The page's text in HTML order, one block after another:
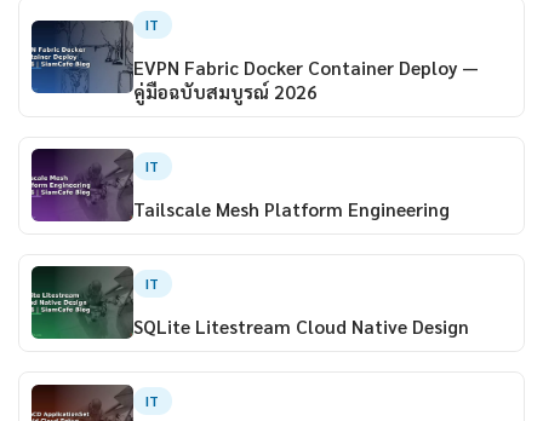
IT
EVPN Fabric Docker Container Deploy —
คู่มือฉบับสมบูรณ์ 2026
IT
Tailscale Mesh Platform Engineering
IT
SQLite Litestream Cloud Native Design
IT